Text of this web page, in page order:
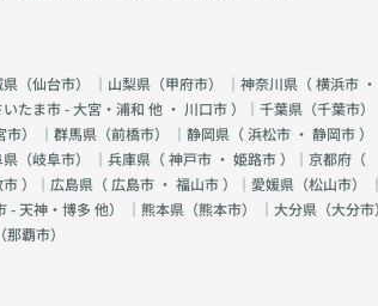
県（仙台市） ｜山梨県（甲府市） ｜神奈川県（横浜市 ・
いたま市 - 大宮・浦和 他 ・ 川口市）｜千葉県（千葉市）
市） ｜群馬県（前橋市） ｜静岡県（浜松市 ・ 静岡市）
県（岐阜市） ｜兵庫県（神戸市 ・ 姫路市）｜京都府（
市）｜広島県（ 広島市 ・ 福山市）｜愛媛県（松山市） ｜
- 天神・博多 他） ｜熊本県（熊本市） ｜大分県（大分市）
那覇市）